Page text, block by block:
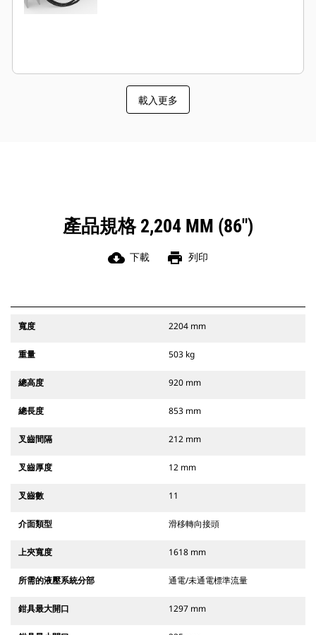
載入更多
產品規格 2,204 MM (86")
cloud_download 下載 print 列印
寬度 2204 mm
重量 503 kg
總高度 920 mm
總長度 853 mm
叉齒間隔 212 mm
叉齒厚度 12 mm
叉齒數 11
介面類型 滑移轉向接頭
上夾寬度 1618 mm
所需的液壓系統分部 通電/未通電標準流量
鉗具最大開口 1297 mm